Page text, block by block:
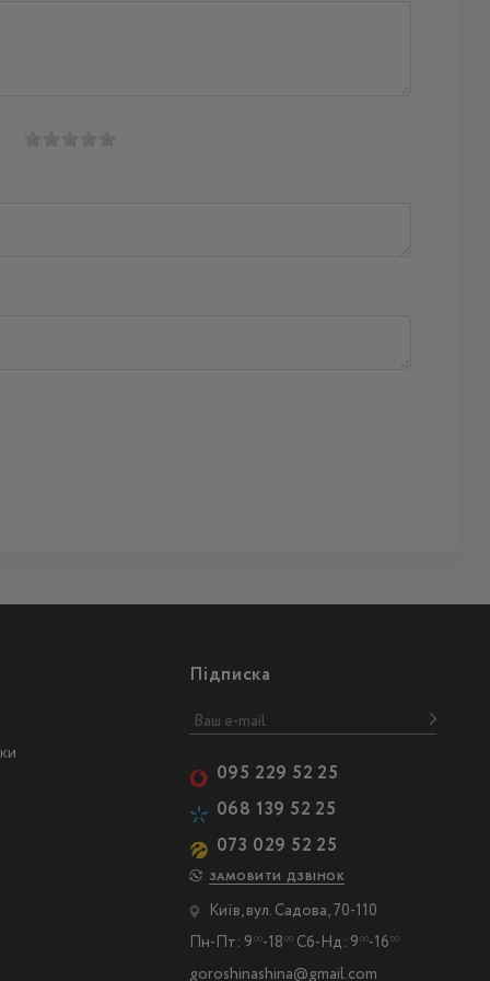
Підписка
095 229 52 25
068 139 52 25
073 029 52 25
ЗАМОВИТИ ДЗВІНОК
Київ, вул. Садова, 70-110
Пн-Пт: 9 00-18 00Сб-Нд: 9 00-16 00
goroshinashina@gmail.com